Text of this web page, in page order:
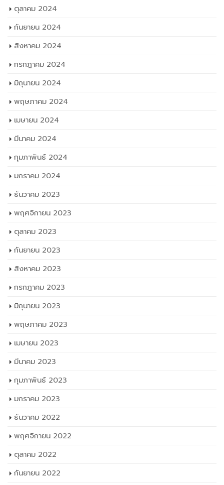
ตุลาคม 2024
กันยายน 2024
สิงหาคม 2024
กรกฎาคม 2024
มิถุนายน 2024
พฤษภาคม 2024
เมษายน 2024
มีนาคม 2024
กุมภาพันธ์ 2024
มกราคม 2024
ธันวาคม 2023
พฤศจิกายน 2023
ตุลาคม 2023
กันยายน 2023
สิงหาคม 2023
กรกฎาคม 2023
มิถุนายน 2023
พฤษภาคม 2023
เมษายน 2023
มีนาคม 2023
กุมภาพันธ์ 2023
มกราคม 2023
ธันวาคม 2022
พฤศจิกายน 2022
ตุลาคม 2022
กันยายน 2022